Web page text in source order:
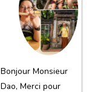
notre voyage
et de votre
agence
Bonjour Monsieur
Dao, Merci pour